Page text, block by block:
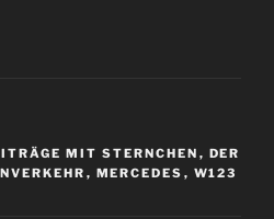
MIT STERNCHEN , DER
, MERCEDES , W123